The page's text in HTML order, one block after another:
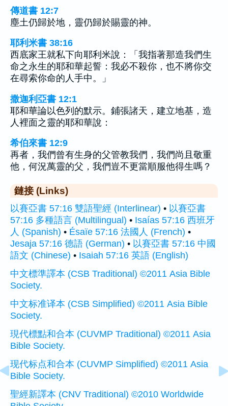
傳道書 12:7
塵土仍歸於地，靈仍歸於賜靈的神。
耶利米書 38:16
西底家王就私下向耶利米說：「我指著那造我們生
命之永生的耶和華起誓：我必不殺你，也不將你交
在尋索你命的人手中。」
撒迦利亞書 12:1
耶和華論以色列的默示。鋪張諸天，建立地基，造
人裡面之靈的耶和華說：
希伯來書 12:9
再者，我們曾有生身的父管教我們，我們尚且敬重
他，何況萬靈的父，我們豈不更當順服他得生嗎？
鏈接 (Links)
以賽亞書 57:16 雙語聖經 (Interlinear) • 以賽亞書
57:16 多種語言 (Multilingual) • Isaías 57:16 西班牙
人 (Spanish) • Ésaïe 57:16 法國人 (French) •
Jesaja 57:16 德語 (German) • 以賽亞書 57:16 中國
語文 (Chinese) • Isaiah 57:16 英語 (English)
中文標準譯本 (CSB Traditional) ©2011 Asia Bible
Society.
中文标准译本 (CSB Simplified) ©2011 Asia Bible
Society.
現代標點和合本 (CUVMP Traditional) ©2011 Asia
Bible Society.
现代标点和合本 (CUVMP Simplified) ©2011 Asia
Bible Society.
聖經新譯本 (CNV Traditional) ©2010 Worldwide